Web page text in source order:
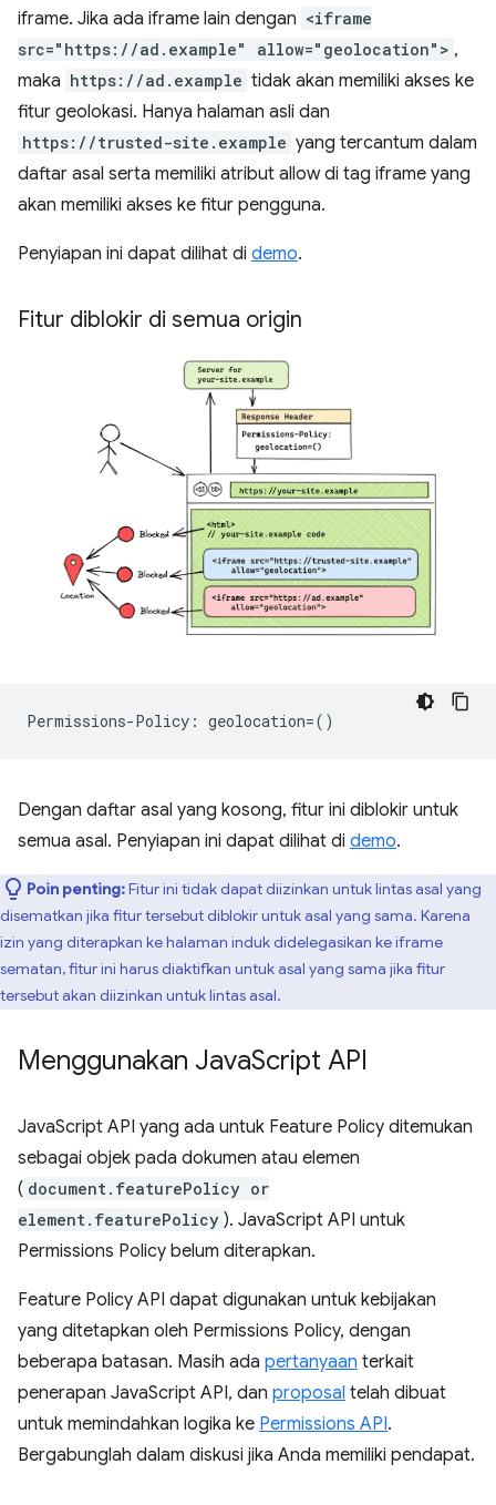
iframe. Jika ada iframe lain dengan <iframe
src="https://ad.example" allow="geolocation"> ,
maka https://ad.example tidak akan memiliki akses ke
fitur geolokasi. Hanya halaman asli dan
https://trusted-site.example yang tercantum dalam
daftar asal serta memiliki atribut allow di tag iframe yang
akan memiliki akses ke fitur pengguna.
Penyiapan ini dapat dilihat di demo.
Fitur diblokir di semua origin
Dengan daftar asal yang kosong, fitur ini diblokir untuk
semua asal. Penyiapan ini dapat dilihat di demo.
Poin penting:Fitur ini tidak dapat diizinkan untuk lintas asal yang
disematkan jika fitur tersebut diblokir untuk asal yang sama. Karena
izin yang diterapkan ke halaman induk didelegasikan ke iframe
sematan, fitur ini harus diaktifkan untuk asal yang sama jika fitur
tersebut akan diizinkan untuk lintas asal.
Menggunakan JavaScript API
JavaScript API yang ada untuk Feature Policy ditemukan
sebagai objek pada dokumen atau elemen
( document.featurePolicy or
element.featurePolicy ). JavaScript API untuk
Permissions Policy belum diterapkan.
Feature Policy API dapat digunakan untuk kebijakan
yang ditetapkan oleh Permissions Policy, dengan
beberapa batasan. Masih ada pertanyaan terkait
penerapan JavaScript API, dan proposal telah dibuat
untuk memindahkan logika ke Permissions API.
Bergabunglah dalam diskusi jika Anda memiliki pendapat.